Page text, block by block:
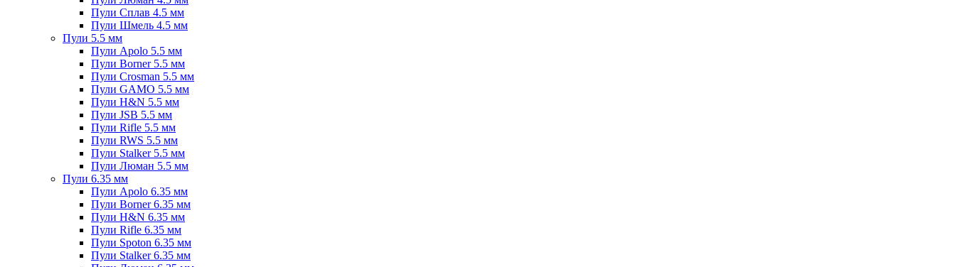
Пули Сплав 4.5 мм
Пули Шмель 4.5 мм
Пули 5.5 мм
Пули Apolo 5.5 мм
Пули Borner 5.5 мм
Пули Crosman 5.5 мм
Пули GAMO 5.5 мм
Пули H&N 5.5 мм
Пули JSB 5.5 мм
Пули Rifle 5.5 мм
Пули RWS 5.5 мм
Пули Stalker 5.5 мм
Пули Люман 5.5 мм
Пули 6.35 мм
Пули Apolo 6.35 мм
Пули Borner 6.35 мм
Пули H&N 6.35 мм
Пули Rifle 6.35 мм
Пули Spoton 6.35 мм
Пули Stalker 6.35 мм